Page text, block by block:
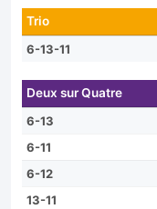
Trio
6-13-11
Deux sur Quatre
6-13
6-11
6-12
13-11